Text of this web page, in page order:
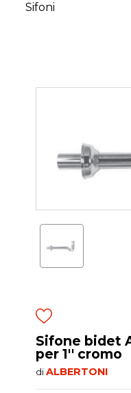
Sifoni
Sifone bidet
per 1'' cromo
diALBERTONI